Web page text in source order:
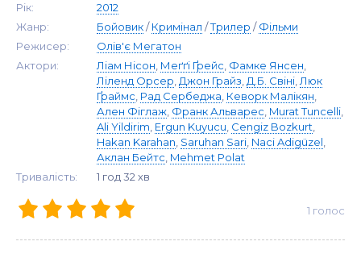
Рік:
2012
Жанр:
Бойовик/Кримінал /Трилер /Фільми
Режисер:
Олів'є Мегатон
Актори:
Ліам Нісон Меґґі Ґрейс Фамке Янсен
Ліленд Орсер Джон Грайз Д.Б. Свіні Люк
Ґраймс Рад Сербеджа Кеворк Малікян
Ален Фіглаж Франк Альварес Murat Tuncelli
Ali Yildirim Ergun Kuyucu Cengiz Bozkurt
Hakan Karahan Saruhan Sari Naci Adigüzel
Аклан Бейтс Mehmet Polat
Тривалість:
1 год 32 хв
1 голос